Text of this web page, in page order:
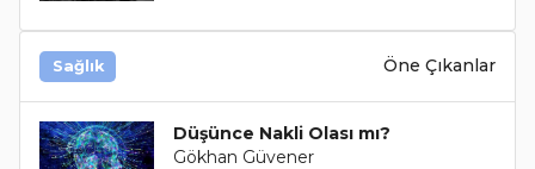
Sağlık Öne Çıkanlar
Düşünce Nakli Olası mı?
Gökhan Güvener